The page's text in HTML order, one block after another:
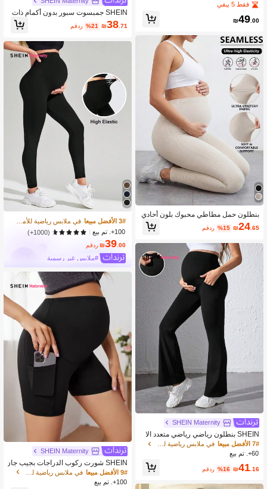
ي بأكمام قصيرة وبنطال طويل
فقط 5 بيقي
₪49.00
بنطلون حمل مطاطي محبوك بلون أحادي
ذو قصة مقلوبة للصيف
₪24.65
%15 مقدر
SHEIN Maternity
SHEIN بنطلون رياضي رياضي متعدد الا
ستخدامات للحوامل لتقوية الجسم و التخ
سيس
7# الأفضل مبيعا
60+. تم بيع
₪41.16
%16 مقدر
SHEIN جمبسوت سبور بدون أكمام ذات
طبقتين، ملابس حمل مريحة وملائمة للص
يف
₪38.71
%21 مقدر
3# الأفضل مبيعا
100+. تم بيع
(1000+)
₪39 .00 مقدر
#ملابس غير رسمية
SHEIN Maternity
SHEIN شورت ركوب الدراجات بجيب جان
بي هاتف للحوامل
9# الأفضل مبيعا
100+. تم بيع